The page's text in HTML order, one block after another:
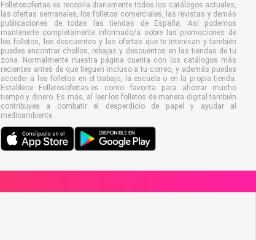
Folletosofertas.es recopila diariamente todos los catálogos actuales,
las ofertas semanales, los folletos comerciales, las revistas y demás
publicaciones de todas las tiendas de España. Así podemos
mantenerte completamente informado/a sobre las promociones de
los folletos, los descuentos y las ofertas que te interesan y también
puedes encontrar chollos, rebajas y descuentos en las tiendas de tu
zona. Normalmente nuestra página cuenta con los catálogos más
recientes antes de que lleguen incluso a tu correo, y además puedes
acceder a los folletos en el trabajo, la escuela o en la propia tienda.
Establece Folletosofertas.es como favorita para ahorrar mucho
tiempo y dinero. Es más, al leer los folletos de manera digital también
contribuyes a combatir el desperdicio de papel y ayudar al
medioambiente.